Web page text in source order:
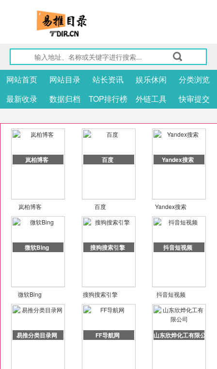
网站首页 网站目录 站长资讯 娱乐休闲
分类浏览
最新收录
数据归档 TOP排行榜 外链工具 快审提交
岚柏博客
岚柏博客
百度
百度
Yandex搜索
Yandex搜索
微软Bing
微软Bing
搜狗搜索引擎
搜狗搜索引擎
抖音短视频
抖音短视频
易推分类目录网 FF导航网 山东欣烨化工有限公司